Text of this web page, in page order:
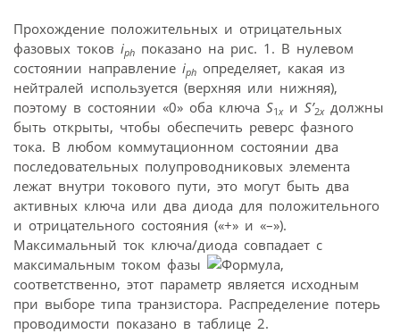
Прохождение положительных и отрицательных
фазовых токов iph показано на рис. 1. В нулевом
состоянии направление iph определяет, какая из
нейтралей используется (верхняя или нижняя),
поэтому в состоянии «0» оба ключа S1xи S’2xдолжны
быть открыты, чтобы обеспечить реверс фазного
тока. В любом коммутационном состоянии два
последовательных полупроводниковых элемента
лежат внутри токового пути, это могут быть два
активных ключа или два диода для положительного
и отрицательного состояния («+» и «–»).
Максимальный ток ключа/диода совпадает с
максимальным током фазы
,
соответственно, этот параметр является исходным
при выборе типа транзистора. Распределение потерь
проводимости показано в таблице 2.